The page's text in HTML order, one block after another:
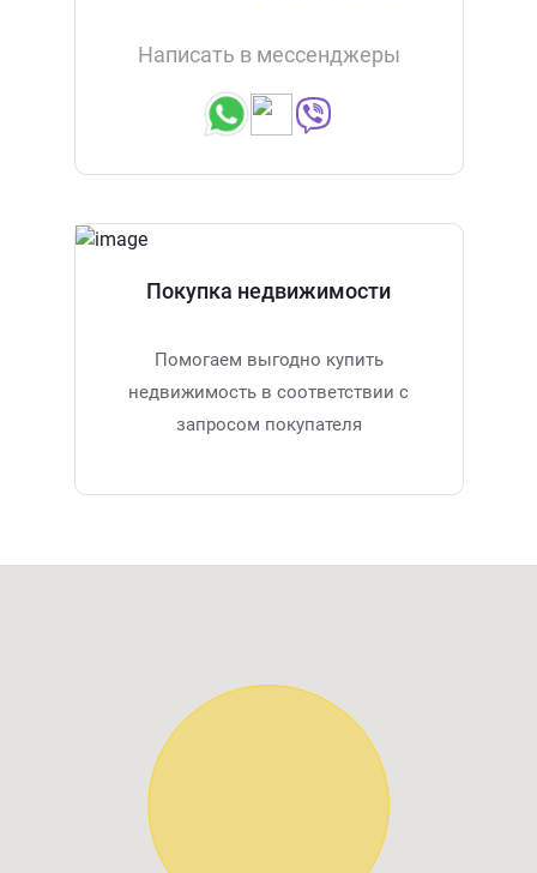
Написать в мессенджеры
Покупка недвижимости
Помогаем выгодно купить
недвижимость в соответствии с
запросом покупателя